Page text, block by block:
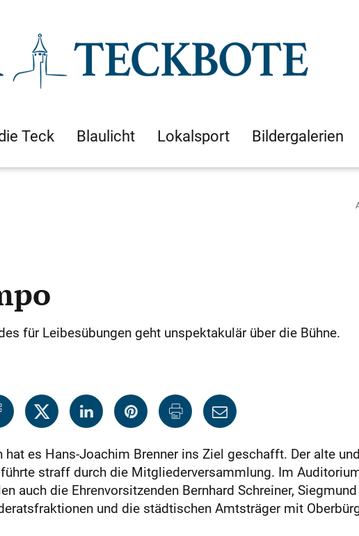
Teck Blaulicht Lokalsport Bildergalerien
für Leibesübungen geht unspektakulär über die Bühne.
es Hans-Joachim Brenner ins Ziel geschafft. Der alte
straff durch die Mitgliederversammlung. Im
auch die Ehrenvorsitzenden Bernhard Schreiner,
und die städtischen Amtsträger mit